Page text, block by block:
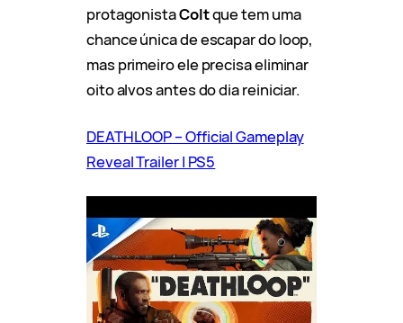
protagonistaColtquetem uma
chance única de escapar do loop,
mas primeiro ele precisa eliminar
oito alvos antes do dia reiniciar.
DEATHLOOP – Official Gameplay
Reveal Trailer | PS5